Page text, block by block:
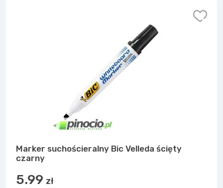
Marker suchościeralny Bic Velleda ścięty
czarny
5.99 zł